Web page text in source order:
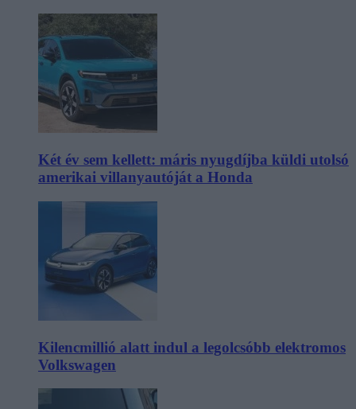
Két év sem kellett: máris nyugdíjba küldi utolsó
amerikai villanyautóját a Honda
Kilencmillió alatt indul a legolcsóbb elektromos
Volkswagen